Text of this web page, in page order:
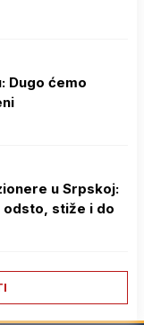
Dugo ćemo
u Srpskoj:
odsto, stiže i do